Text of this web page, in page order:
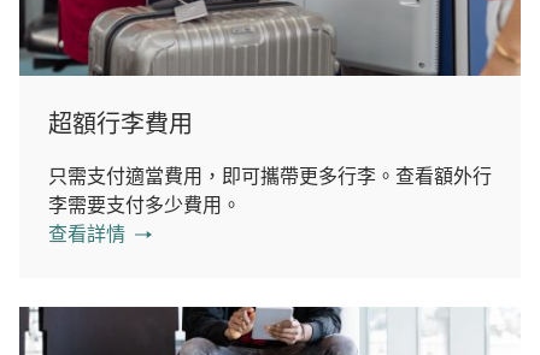
超額行李費用
只需支付適當費用，即可攜帶更多行李。查看額外行
李需要支付多少費用。
查看詳情